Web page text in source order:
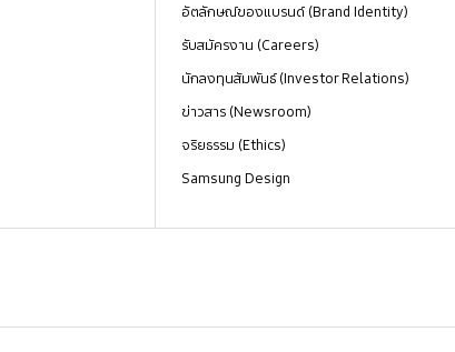
อัตลักษณ์ของแบรนด์ (Brand Identity)
รับสมัครงาน (Careers)
นักลงทุนสัมพันธ์ (Investor Relations)
ข่าวสาร (Newsroom)
จริยธรรม (Ethics)
Samsung Design